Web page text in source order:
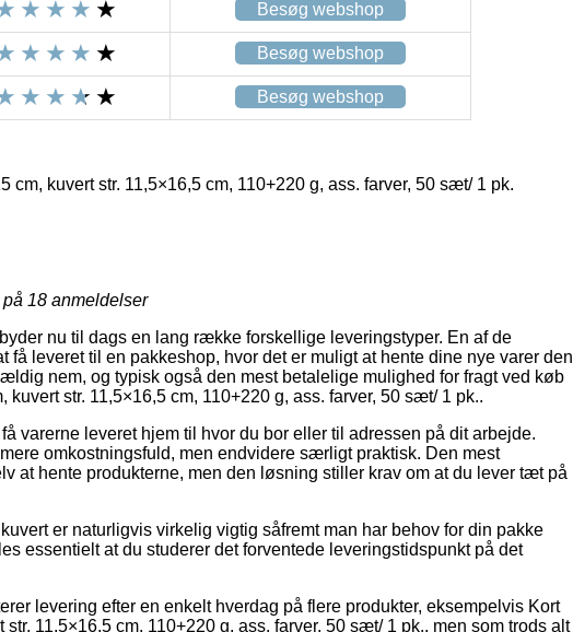
Besøg webshop
Besøg webshop
Besøg webshop
cm, kuvert str. 11,5×16,5 cm, 110+220 g, ass. farver, 50 sæt/ 1 pk.
18 anmeldelser
nu til dags en lang række forskellige leveringstyper. En af de
leveret til en pakkeshop, hvor det er muligt at hente dine nye varer den
nem, og typisk også den mest betalelige mulighed for fragt ved køb
kuvert str. 11,5×16,5 cm, 110+220 g, ass. farver, 50 sæt/ 1 pk..
varerne leveret hjem til hvor du bor eller til adressen på dit arbejde.
omkostningsfuld, men endvidere særligt praktisk. Den mest
at hente produkterne, men den løsning stiller krav om at du lever tæt på
er naturligvis virkelig vigtig såfremt man har behov for din pakke
essentielt at du studerer det forventede leveringstidspunkt på det
levering efter en enkelt hverdag på flere produkter, eksempelvis Kort
str. 11,5×16,5 cm, 110+220 g, ass. farver, 50 sæt/ 1 pk., men som trods alt